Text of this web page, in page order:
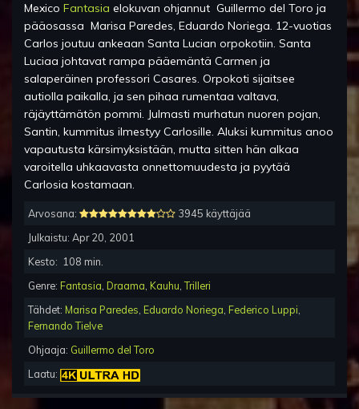
Mexico Fantasia elokuvan ohjannut Guillermo del Toro ja
pääosassa Marisa Paredes, Eduardo Noriega. 12-vuotias
Carlos joutuu ankeaan Santa Lucian orpokotiin. Santa
Luciaa johtavat rampa pääemäntä Carmen ja
salaperäinen professori Casares. Orpokoti sijaitsee
autiolla paikalla, ja sen pihaa rumentaa valtava,
räjäyttämätön pommi. Julmasti murhatun nuoren pojan,
Santin, kummitus ilmestyy Carlosille. Aluksi kummitus anoo
vapautusta kärsimyksistään, mutta sitten hän alkaa
varoitella uhkaavasta onnettomuudesta ja pyytää
Carlosia kostamaan.
Arvosana:
3945 käyttäjää
Julkaistu: Apr 20, 2001
Kesto: 108 min.
Genre: Fantasia Draama Kauhu ,Trilleri
Tähdet: Marisa Paredes Eduardo Noriega Federico Luppi
Fernando Tielve
Ohjaaja: Guillermo del Toro
Laatu: